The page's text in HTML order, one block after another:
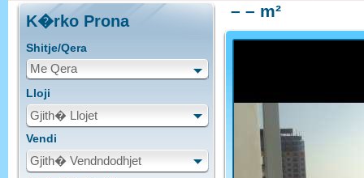
– – m²
K�rko Prona
Shitje/Qera
Me Qera
Lloji
Gjith� Llojet
Vendi
Gjith� Vendndodhjet